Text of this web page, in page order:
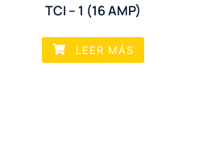
TCI – 1 (16 AMP)
LEER MÁS